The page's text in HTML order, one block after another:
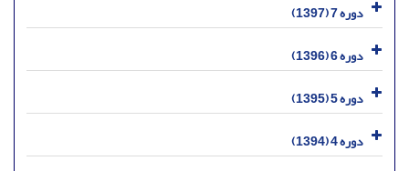
دوره 7 (1397)
دوره 6 (1396)
دوره 5 (1395)
دوره 4 (1394)